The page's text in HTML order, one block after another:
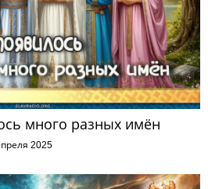
много разных имён
2025